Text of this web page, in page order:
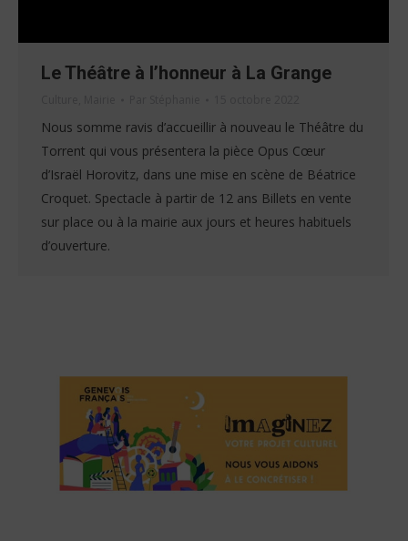
Le Théâtre à l’honneur à La Grange
Nous somme ravis d’accueillir à nouveau le Théâtre du
Torrent qui vous présentera la pièce Opus Cœur
d’Israël Horovitz, dans une mise en scène de Béatrice
Croquet. Spectacle à partir de 12 ans Billets en vente
sur place ou à la mairie aux jours et heures habituels
d’ouverture.